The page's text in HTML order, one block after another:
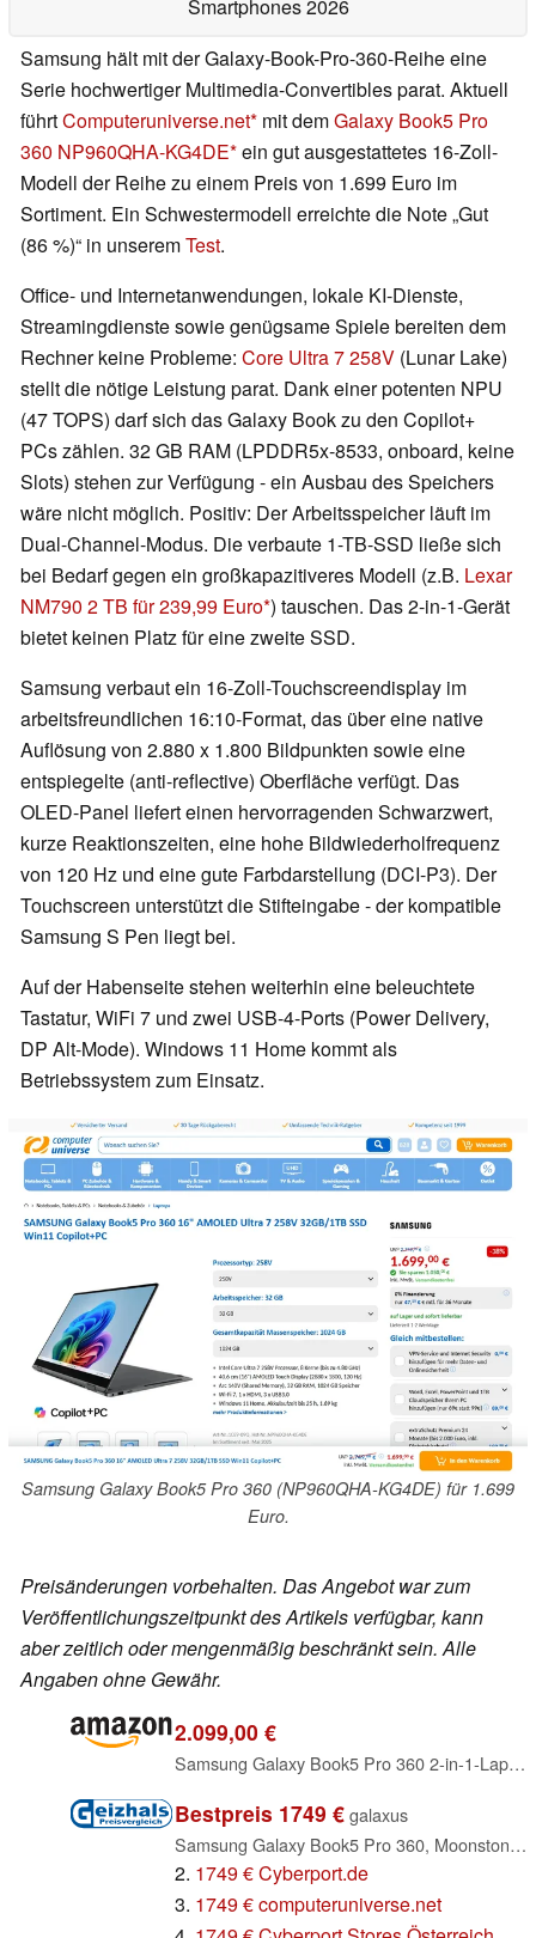
Smartphones 2026
Samsung hält mit der Galaxy-Book-Pro-360-Reihe eine
Serie hochwertiger Multimedia-Convertibles parat. Aktuell
führtComputeruniverse.net mit demGalaxy Book5 Pro
360 NP960QHA-KG4DE ein gut ausgestattetes 16-Zoll-
Modell der Reihe zu einem Preis von 1.699 Euro im
Sortiment. Ein Schwestermodell erreichte die Note „Gut
(86 %)“ in unseremTest.
Office- und Internetanwendungen, lokale KI-Dienste,
Streamingdienste sowie genügsame Spiele bereiten dem
Rechner keine Probleme: Core Ultra 7 258V (Lunar Lake)
stellt die nötige Leistung parat. Dank einer potenten NPU
(47 TOPS) darf sich das Galaxy Book zu den Copilot+
PCs zählen. 32 GB RAM (LPDDR5x-8533, onboard, keine
Slots) stehen zur Verfügung - ein Ausbau des Speichers
wäre nicht möglich. Positiv: Der Arbeitsspeicher läuft im
Dual-Channel-Modus. Die verbaute 1-TB-SSD ließe sich
bei Bedarf gegen ein großkapazitiveres Modell (z.B. Lexar
NM790 2 TB für 239,99 Euro ) tauschen. Das 2-in-1-Gerät
bietet keinen Platz für eine zweite SSD.
Samsung verbaut ein 16-Zoll-Touchscreendisplay im
arbeitsfreundlichen 16:10-Format, das über eine native
Auflösung von 2.880 x 1.800 Bildpunkten sowie eine
entspiegelte (anti-reflective) Oberfläche verfügt. Das
OLED-Panel liefert einen hervorragenden Schwarzwert,
kurze Reaktionszeiten, eine hohe Bildwiederholfrequenz
von 120 Hz und eine gute Farbdarstellung (DCI-P3). Der
Touchscreen unterstützt die Stifteingabe - der kompatible
Samsung S Pen liegt bei.
Auf der Habenseite stehen weiterhin eine beleuchtete
Tastatur, WiFi 7 und zwei USB-4-Ports (Power Delivery,
DP Alt-Mode). Windows 11 Home kommt als
Betriebssystem zum Einsatz.
Samsung Galaxy Book5 Pro 360 (NP960QHA-KG4DE) für 1.699
Euro.
Preisänderungen vorbehalten. Das Angebot war zum
Veröffentlichungszeitpunkt des Artikels verfügbar, kann
aber zeitlich oder mengenmäßig beschränkt sein. Alle
Angaben ohne Gewähr.
2.099,00 €
Samsung Galaxy Book5 Pro 360 2-in-1-Laptop, 16-Zoll-Display, Convertible AI-Notebook, Intel Core Ultra 7, 32 GB RAM, 1 TB Speicher, Copilot+ PC, Moonstone Gray, 3 Jahre Herstellergarantie
Bestpreis 1749 € galaxus
Samsung Galaxy Book5 Pro 360, Moonstone Gray, Core Ultra 7 258V, 32GB RAM, 1TB SSD, DE (NP960QHA-KG4DE)
2. 1749 € Cyberport.de
3. 1749 € computeruniverse.net